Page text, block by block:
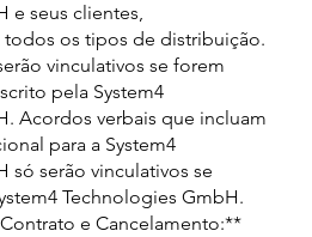
e seus clientes,
todos os tipos de distribuição.
vinculativos se forem
pela System4
Acordos verbais que incluam
para a System4
só serão vinculativos se
Technologies GmbH.
e Cancelamento:**